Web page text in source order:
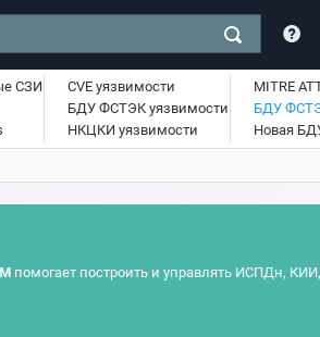
СЗИ
CVE уязвимости
БДУ ФСТЭК уязвимости
НКЦКИ уязвимости
MITRE
БДУ
Новая
помогает построить и управлять ИСПДн,